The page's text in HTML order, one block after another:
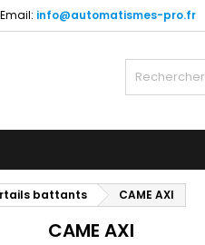
Email: info@automatismes-pro.fr
battants CAME AXI
CAME AXI